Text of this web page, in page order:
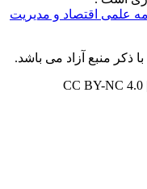
علمی اقتصاد و مدیریت
ذکر منبع آزاد می باشد.